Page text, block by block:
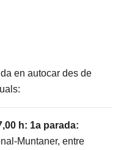
en autocar des de
h: 1a parada:
Muntaner, entre